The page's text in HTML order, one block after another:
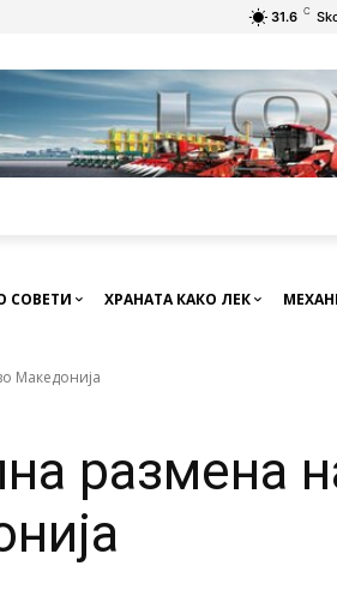
31.6 C
СОВЕТИ ХРАНАТА КАКО ЛЕК
Македонија
размена